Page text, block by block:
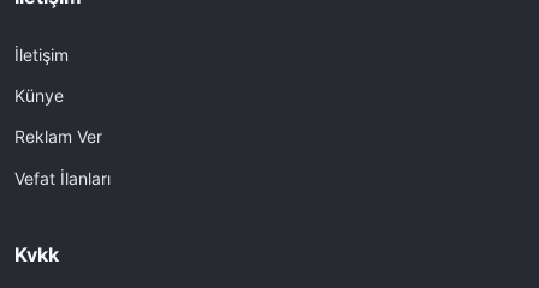
İletişim
Künye
Reklam Ver
Vefat İlanları
Kvkk